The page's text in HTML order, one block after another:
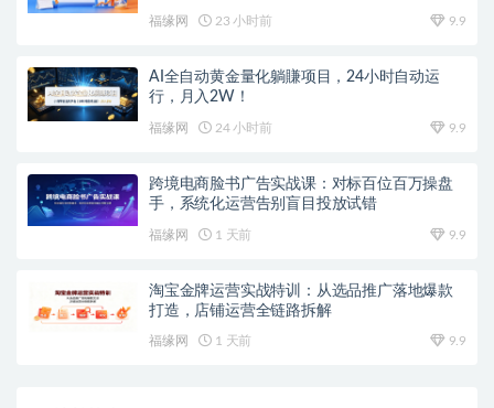
福缘网 23 小时前 9.9
AI全自动黄金量化躺賺项目，24小时自动运
行，月入2W！
福缘网 24 小时前 9.9
跨境电商脸书广告实战课：对标百位百万操盘
手，系统化运营告别盲目投放试错
福缘网 1 天前 9.9
淘宝金牌运营实战特训：从选品推广落地爆款
打造，店铺运营全链路拆解
福缘网 1 天前 9.9